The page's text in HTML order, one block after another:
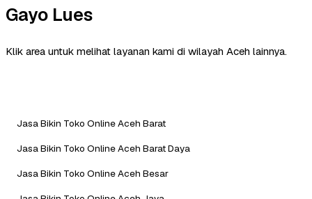
Gayo Lues
Klik area untuk melihat layanan kami di wilayah Aceh lainnya.
Jasa Bikin Toko Online Aceh Barat
Jasa Bikin Toko Online Aceh Barat Daya
Jasa Bikin Toko Online Aceh Besar